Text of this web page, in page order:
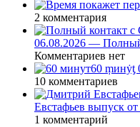
2 комментария
06.08.2026 —
Комментариев нет
60 ṃинẏƫ
10 комментариев
Евстафьев выпуск
1 комментарий